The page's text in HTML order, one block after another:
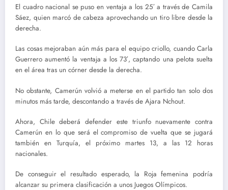
El cuadro nacional se puso en ventaja a los 25′ a través de Camila
Sáez, quien marcó de cabeza aprovechando un tiro libre desde la
derecha.
Las cosas mejoraban aún más para el equipo criollo, cuando Carla
Guerrero aumentó la ventaja a los 73′, captando una pelota suelta
en el área tras un córner desde la derecha.
No obstante, Camerún volvió a meterse en el partido tan solo dos
minutos más tarde, descontando a través de Ajara Nchout.
Ahora, Chile deberá defender este triunfo nuevamente contra
Camerún en lo que será el compromiso de vuelta que se jugará
también en Turquía, el próximo martes 13, a las 12 horas
nacionales.
De conseguir el resultado esperado, la Roja femenina podría
alcanzar su primera clasificación a unos Juegos Olímpicos.